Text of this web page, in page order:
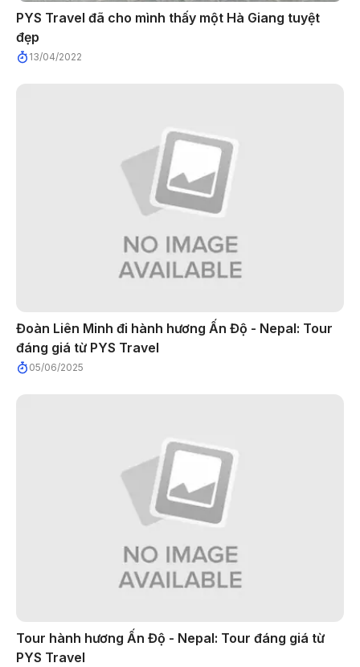
PYS Travel đã cho mình thấy một Hà Giang tuyệt
đẹp
13/04/2022
Đoàn Liên Minh đi hành hương Ấn Độ - Nepal: Tour
đáng giá từ PYS Travel
05/06/2025
Tour hành hương Ấn Độ - Nepal: Tour đáng giá từ
PYS Travel